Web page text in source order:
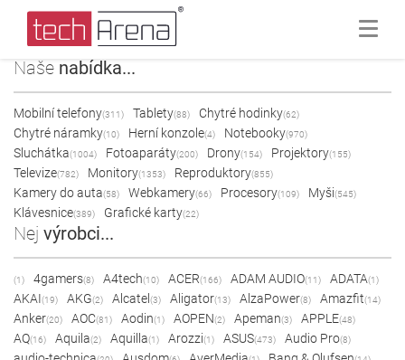
Naše nabídka...
Mobilní telefony(311) Tablety(88) Chytré hodinky(62)
Chytré náramky(10) Herní konzole(4) Notebooky(970)
Sluchátka(1004) Fotoaparáty(200) Drony(154) Projektory(155)
Televize(782) Monitory(1353) Reproduktory(855)
Kamery do auta(58) Webkamery(66) Procesory(109) Myši(545)
Klávesnice(389) Grafické karty(22)
Nej výrobci...
(1) 4gamers(8) A4tech(10) ACER(166) ADAM AUDIO(11) ADATA(1)
AKAI(19) AKG(2) Alcatel (3) Aligator(13) AlzaPower(8) Amazfit(14)
Anker(20) AOC(81) Aodin(1) AOPEN(2) Apeman(3) APPLE(48)
AQ(16) Aquila(2) Aquilla(1) Arozzi(1) ASUS(473) Audio Pro(8)